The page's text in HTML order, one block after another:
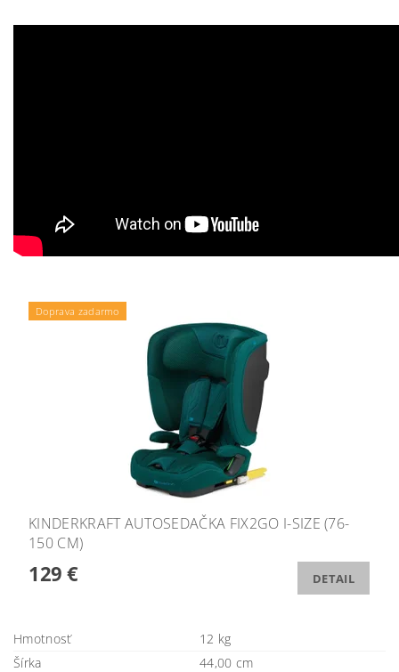
Doprava zadarmo
KINDERKRAFT AUTOSEDAČKA FIX2GO I-SIZE (76-
150 CM)
129 € DETAIL
Hmotnosť
12 kg
Šírka
44,00 cm